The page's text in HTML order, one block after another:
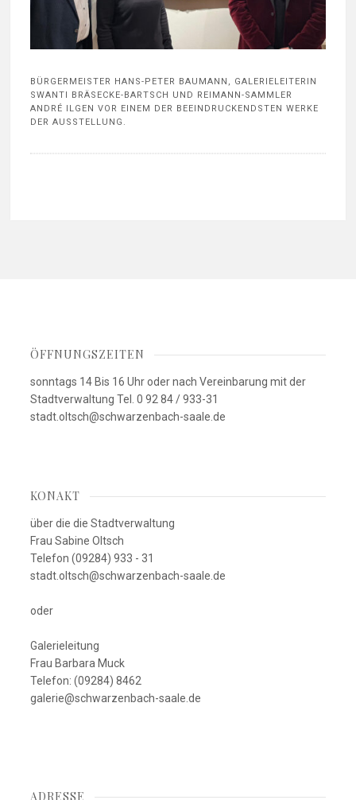
BÜRGERMEISTER HANS-PETER BAUMANN, GALERIELEITERIN
SWANTI BRÄSECKE-BARTSCH UND REIMANN-SAMMLER
ANDRÉ ILGEN VOR EINEM DER BEEINDRUCKENDSTEN WERKE
DER AUSSTELLUNG.
ÖFFNUNGSZEITEN
sonntags 14 Bis 16 Uhr oder nach Vereinbarung mit der
Stadtverwaltung Tel. 0 92 84 / 933-31
stadt.oltsch@schwarzenbach-saale.de
KONAKT
über die die Stadtverwaltung
Frau Sabine Oltsch
Telefon (09284) 933 - 31
stadt.oltsch@schwarzenbach-saale.de
oder
Galerieleitung
Frau Barbara Muck
Telefon: (09284) 8462
galerie@schwarzenbach-saale.de
ADRESSE